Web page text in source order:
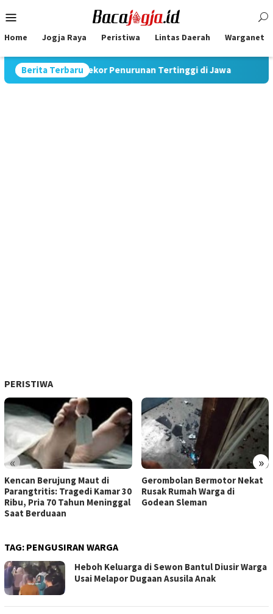
to
Menu
Home Jogja Raya Peristiwa Lintas Daerah Warganet
Berita Terbaru
Catat Rekor Penurunan Tertinggi di Jawa Pimpin
PERISTIWA
« »
Kencan Berujung Maut di
Parangtritis: Tragedi Kamar 30
Ribu, Pria 70 Tahun Meninggal
Saat Berduaan
Gerombolan Bermotor Nekat
Rusak Rumah Warga di
Godean Sleman
TAG: PENGUSIRAN WARGA
Heboh Keluarga di Sewon Bantul Diusir Warga
Usai Melapor Dugaan Asusila Anak